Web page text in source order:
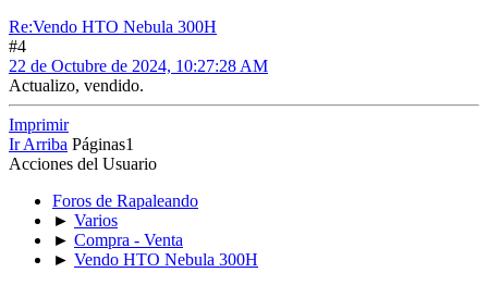
Re:Vendo HTO Nebula 300H
#4
22 de Octubre de 2024, 10:27:28 AM
Actualizo, vendido.
Imprimir
Ir Arriba Páginas1
Acciones del Usuario
Foros de Rapaleando
► Varios
► Compra - Venta
► Vendo HTO Nebula 300H